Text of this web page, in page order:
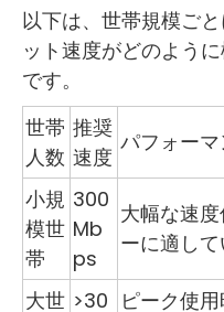
以下は、世帯規模ご
ット速度がどのよう
です。
世帯
人数
推奨
速度
パフォー
小規
模世
帯
300
Mb
ps
大幅な速
ーに適し
大世 >30 ピーク使